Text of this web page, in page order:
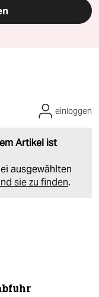
Artikel ist
ausgewählten
sie zu finden.
einloggen